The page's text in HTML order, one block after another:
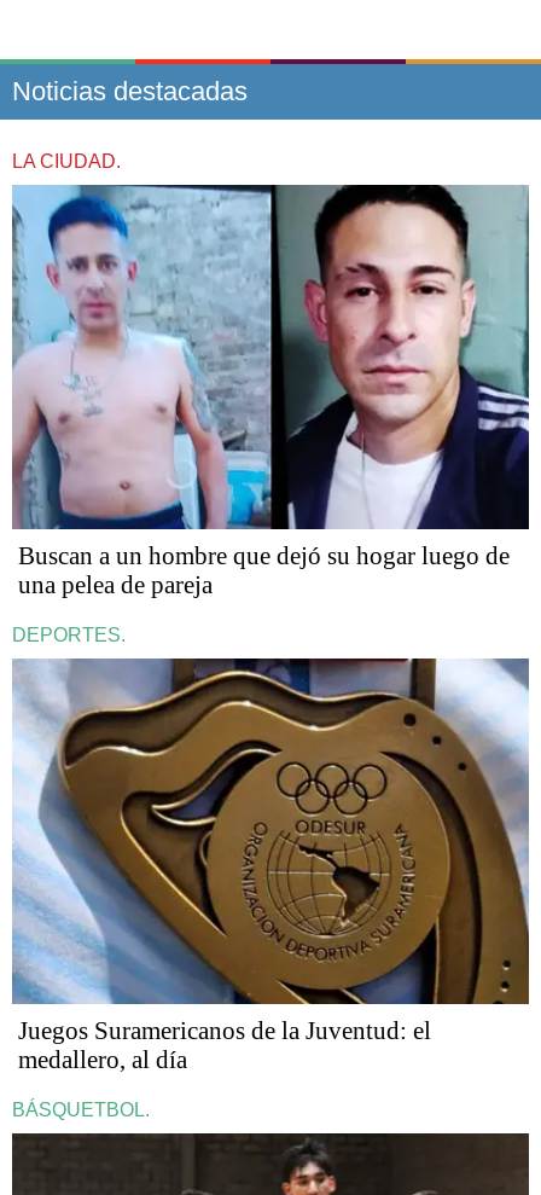
Noticias destacadas
LA CIUDAD.
Buscan a un hombre que dejó su hogar luego de
una pelea de pareja
DEPORTES.
Juegos Suramericanos de la Juventud: el
medallero, al día
BÁSQUETBOL.